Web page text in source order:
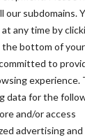
our subdomains.
any time by
bottom of
to
experience.
data for the
and/or access
advertising
95